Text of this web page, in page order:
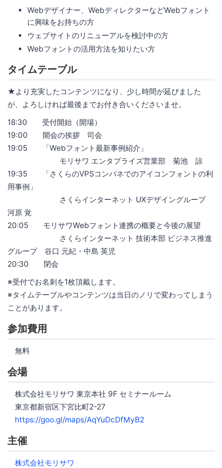
Webデザイナー、WebディレクターなどWebフォント
に興味をお持ちの方
ウェブサイトのリニューアルを検討中の方
Webフォントの活用方法を知りたい方
タイムテーブル
★より充実したコンテンツになり、少し時間が延びました
が、よろしければ最後までお付き合いくださいませ。
18:30 受付開始（開場）
19:00 開会の挨拶 司会
19:05 「Webフォント最新事例紹介」
モリサワ エンタプライズ営業部 菊池 諒
19:35 「さくらのVPSコンパネでのアイコンフォントの利
用事例」
さくらインターネット UXデザイングループ
河原 覚
20:05 モリサワWebフォント連携の概要と今後の展望
さくらインターネット 技術本部 ビジネス推進
グループ 谷口 元紀・中島 英児
20:30 閉会
※受付でお名刺を1枚頂戴します。
※タイムテーブルやコンテンツは当日のノリで変わってしまう
ことがあります。
参加費用
無料
会場
株式会社モリサワ 東京本社 9F セミナールーム
東京都新宿区下宮比町2-27
https://goo.gl/maps/AqYuDcDfMyB2
主催
株式会社モリサワ